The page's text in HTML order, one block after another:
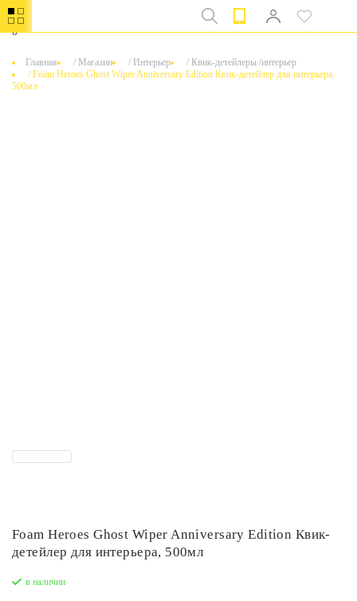
0
Главная / Магазин / Интерьер / Квик-детейлеры /интерьер
/Foam Heroes Ghost Wiper Anniversary Edition Квик-детейлер для интерьера,
500мл
Foam Heroes Ghost Wiper Anniversary Edition Квик-
детейлер для интерьера, 500мл
в наличии